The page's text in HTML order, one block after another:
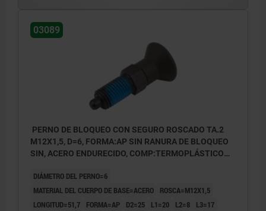
03089
PERNO DE BLOQUEO CON SEGURO ROSCADO TA.2
M12X1,5, D=6, FORMA:AP SIN RANURA DE BLOQUEO
SIN, ACERO ENDURECIDO, COMP:TERMOPLÁSTICO
DIÁMETRO DEL PERNO=6
MATERIAL DEL CUERPO DE BASE=ACERO
ROSCA=M12X1,5
LONGITUD=51,7
FORMA=AP D2=25 L1=20 L2=8
L3=17